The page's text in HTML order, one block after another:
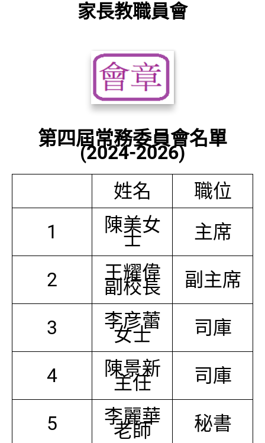
家長教職員會
第四屆常務委員會名單
(2024-2026)
姓名
職位
1
陳美女
士 主席
2 王耀偉
副校長 副主席
3 李彦蕾
女士 司庫
4 陳景新
主任 司庫
5 李麗華
老師 秘書